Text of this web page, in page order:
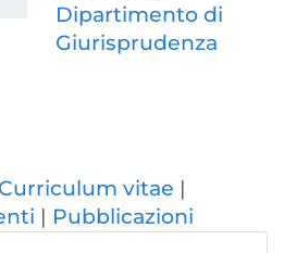
Dipartimento di
Giurisprudenza
Curriculum vitae
Pubblicazioni